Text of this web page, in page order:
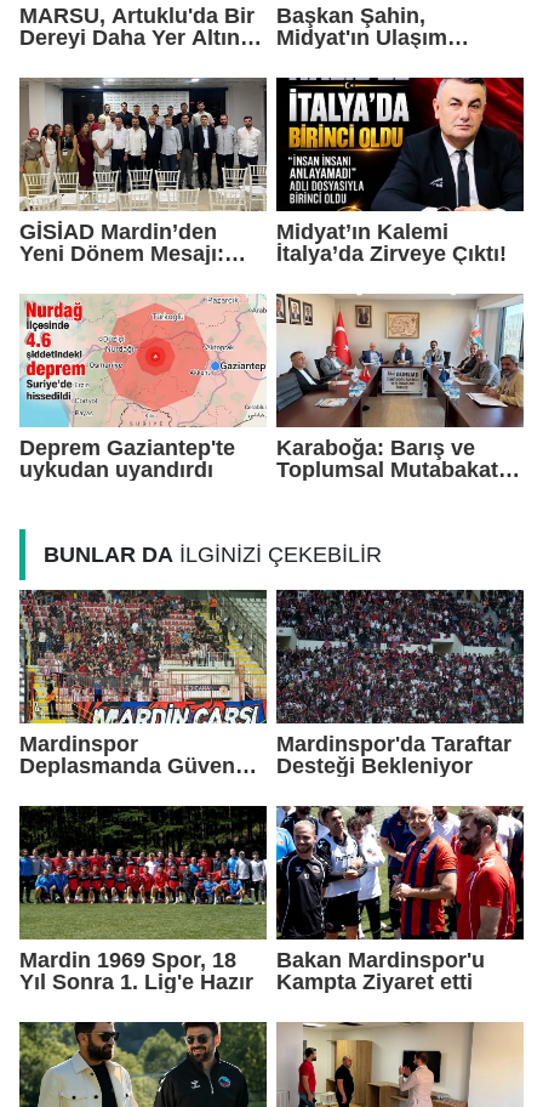
MARSU, Artuklu'da Bir
Dereyi Daha Yer Altına
Başkan Şahin,
Midyat'ın Ulaşım
Taşıdı
GİSİAD Mardin’den
Yeni Dönem Mesajı:
Daha Çok Üretim
Midyat’ın Kalemi
İtalya’da Zirveye Çıktı!
Deprem Gaziantep'te
uykudan uyandırdı
Karaboğa: Barış ve
Toplumsal Mutabakat
BUNLAR DA İLGİNİZİ ÇEKEBİLİR
Mardinspor
Deplasmanda Güven
Mardinspor'da Taraftar
Desteği Bekleniyor
Mardin 1969 Spor, 18
Yıl Sonra 1. Lig'e Hazır
Bakan Mardinspor'u
Kampta Ziyaret etti